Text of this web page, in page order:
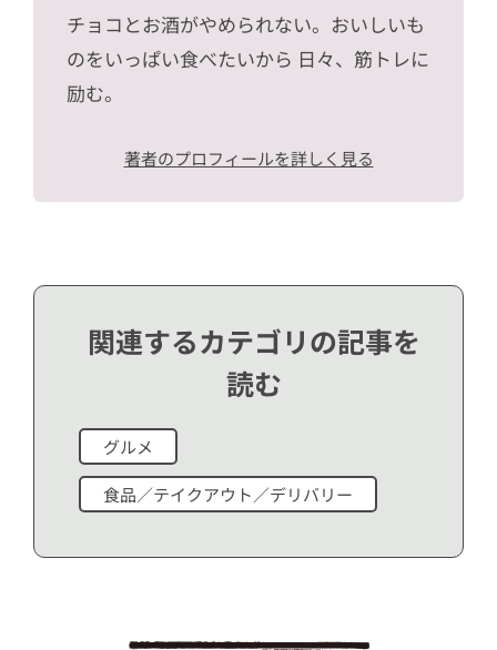
チョコとお酒がやめられない。おいしいも
のをいっぱい食べたいから 日々、筋トレに
励む。
著者のプロフィールを詳しく見る
関連するカテゴリの記事を
読む
グルメ
食品／テイクアウト／デリバリー